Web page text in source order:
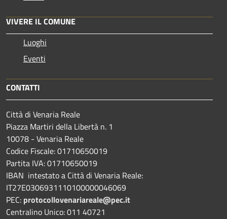
VIVERE IL COMUNE
Luoghi
Eventi
CONTATTI
Città di Venaria Reale
Piazza Martiri della Libertà n. 1
10078 - Venaria Reale
Codice Fiscale: 01710650019
Partita IVA: 01710650019
IBAN intestato a Città di Venaria Reale:
IT27E0306931110100000046069
PEC: protocollovenariareale@pec.it
Centralino Unico: 011 40721